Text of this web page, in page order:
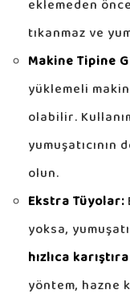
eklemeden
tıkanmaz ve
Makine Tipine
yüklemeli
olabilir.
olun.
Ekstra Tüyolar:
yoksa,
hızlıca
yöntem, hazne